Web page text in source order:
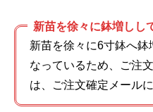
新苗を徐々に鉢増しし
新苗を徐々に6寸鉢へ
なっているため、ご注
は、ご注文確定メール